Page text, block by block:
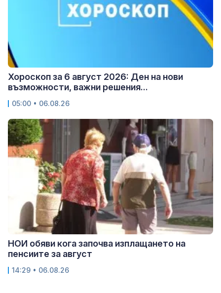
Хороскоп за 6 август 2026: Ден на нови
възможности, важни решения...
05:00 • 06.08.26
НОИ обяви кога започва изплащането на
пенсиите за август
14:29 • 06.08.26